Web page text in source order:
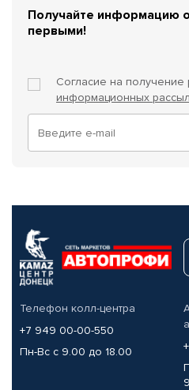
Получайте информацию
первыми!
Согласие на получение
информационных
Телефон колл-центра
+7 949 00-00-550
Пн-Вс с 9.00 до 18.00